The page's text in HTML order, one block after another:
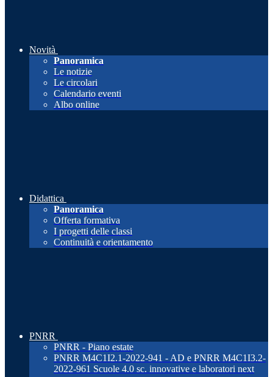
Novità
Panoramica
Le notizie
Le circolari
Calendario eventi
Albo online
Didattica
Panoramica
Offerta formativa
I progetti delle classi
Continuità e orientamento
PNRR
PNRR - Piano estate
PNRR M4C1I2.1-2022-941 - AD e PNRR M4C1I3.2-
2022-961 Scuole 4.0 sc. innovative e laboratori next